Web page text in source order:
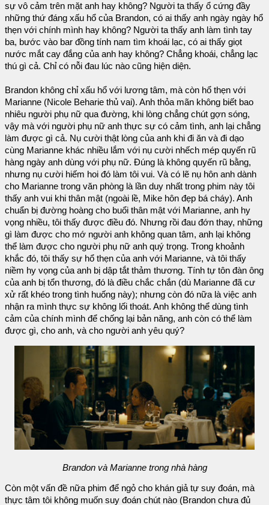
sự vô cảm trên mặt anh hay không? Người ta thấy ổ cứng đầy
những thứ đáng xấu hổ của Brandon, có ai thấy anh ngày ngày hổ
thẹn với chính mình hay không? Người ta thấy anh làm tình tay
ba, bước vào bar đồng tính nam tìm khoái lạc, có ai thấy giọt
nước mắt cay đắng của anh hay không? Chẳng khoái, chẳng lạc
thú gì cả. Chỉ có nỗi đau lúc nào cũng hiện diện.
Brandon không chỉ xấu hổ với lương tâm, mà còn hổ thẹn với
Marianne (Nicole Beharie thủ vai). Anh thỏa mãn không biết bao
nhiêu người phụ nữ qua đường, khi lòng chẳng chút gợn sóng,
vậy mà với người phụ nữ anh thực sự có cảm tình, anh lại chẳng
làm được gì cả. Nụ cười thật lòng của anh khi đi ăn và đi dạo
cùng Marianne khác nhiều lắm với nụ cười nhếch mép quyến rũ
hàng ngày anh dùng với phụ nữ. Đúng là không quyến rũ bằng,
nhưng nụ cười hiếm hoi đó làm tôi vui. Và có lẽ nụ hôn anh dành
cho Marianne trong văn phòng là lần duy nhất trong phim này tôi
thấy anh vui khi thân mật (ngoài lề, Mike hôn đẹp bá cháy). Anh
chuẩn bị đường hoàng cho buổi thân mật với Marianne, anh hy
vọng nhiều, tôi thấy được điều đó. Nhưng rồi đau đớn thay, những
gì làm được cho mớ người anh không quan tâm, anh lại không
thể làm được cho người phụ nữ anh quý trọng. Trong khoảnh
khắc đó, tôi thấy sự hổ thẹn của anh với Marianne, và tôi thấy
niềm hy vọng của anh bị dập tắt thảm thương. Tính tự tôn đàn ông
của anh bị tổn thương, đó là điều chắc chắn (dù Marianne đã cư
xử rất khéo trong tình huống này); nhưng còn đó nữa là việc anh
nhận ra mình thực sự không lối thoát. Anh không thể dùng tình
cảm của chính mình để chống lại bản năng, anh còn có thể làm
được gì, cho anh, và cho người anh yêu quý?
Brandon và Marianne trong nhà hàng
Còn một vấn đề nữa phim để ngỏ cho khán giả tự suy đoán, mà
thực tâm tôi không muốn suy đoán chút nào (Brandon chưa đủ